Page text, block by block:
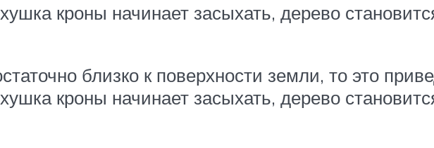
кроны начинает засыхать, дерево
близко к поверхности земли, то это
кроны начинает засыхать, дерево